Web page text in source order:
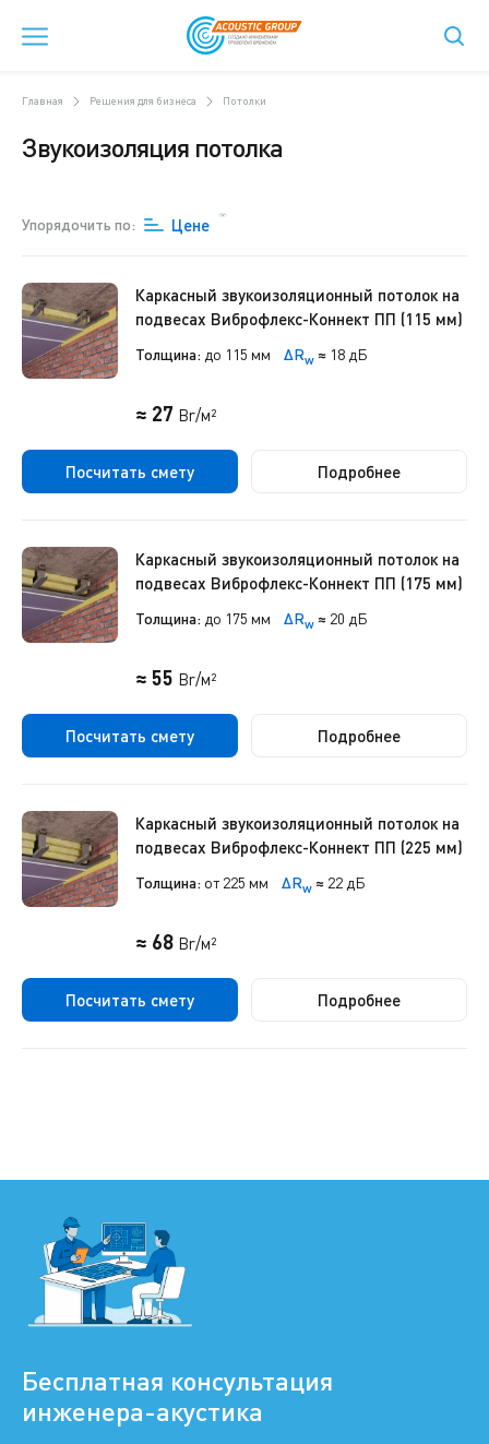
Главная Решения для бизнеса Потолки
Звукоизоляция потолка
Упорядочить по: Цене
Каркасный звукоизоляционный потолок на
подвесах Виброфлекс-Коннект ПП (115 мм)
Толщина: до 115 мм ΔRw ≈ 18 дБ
≈ 27 Br/м²
Посчитать смету Подробнее
Каркасный звукоизоляционный потолок на
подвесах Виброфлекс-Коннект ПП (175 мм)
Толщина: до 175 мм ΔRw ≈ 20 дБ
≈ 55 Br/м²
Посчитать смету Подробнее
Каркасный звукоизоляционный потолок на
подвесах Виброфлекс-Коннект ПП (225 мм)
Толщина: от 225 мм ΔRw ≈ 22 дБ
≈ 68 Br/м²
Посчитать смету Подробнее
Бесплатная консультация
инженера-акустика